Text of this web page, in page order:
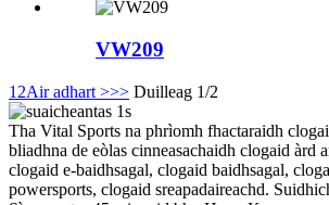
VW209
1 2Air adhart >>> Duilleag 1/2
Tha Vital Sports na phrìomh fhactaraidh
bliadhna de eòlas cinneasachaidh clogaid àrd
clogaid e-baidhsagal, clogaid baidhsagal,
powersports, clogaid sreapadaireachd.